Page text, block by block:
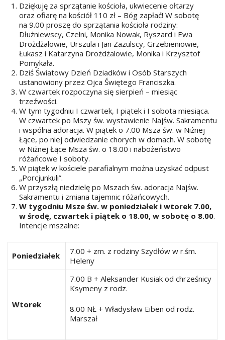
Dziękuję za sprzątanie kościoła, ukwiecenie ołtarzy
oraz ofiarę na kościół 110 zł – Bóg zapłać! W sobotę
na 9.00 proszę do sprzątania kościoła rodziny:
Dłużniewscy, Czelni, Monika Nowak, Ryszard i Ewa
Drożdżalowie, Urszula i Jan Zazulscy, Grzebieniowie,
Łukasz i Katarzyna Drożdżalowie, Monika i Krzysztof
Pomykała.
Dziś Światowy Dzień Dziadków i Osób Starszych
ustanowiony przez Ojca Świętego Franciszka.
W czwartek rozpoczyna się sierpień – miesiąc
trzeźwości.
W tym tygodniu I czwartek, I piątek i I sobota miesiąca.
W czwartek po Mszy św. wystawienie Najśw. Sakramentu
i wspólna adoracja. W piątek o 7.00 Msza św. w Niżnej
Łące, po niej odwiedzanie chorych w domach. W sobotę
w Niżnej Łące Msza św. o 18.00 i nabożeństwo
różańcowe I soboty.
W piątek w kościele parafialnym można uzyskać odpust
„Porcjunkuli”.
W przyszłą niedzielę po Mszach św. adoracja Najśw.
Sakramentu i zmiana tajemnic różańcowych.
W tygodniu Msze św. w poniedziałek i wtorek 7.00,
w środę, czwartek i piątek o 18.00, w sobotę o 8.00.
Intencje mszalne:
Poniedziałek
7.00 + zm. z rodziny Szydłów w r.śm.
Heleny
Wtorek
7.00 B + Aleksander Kusiak od chrześnicy
Ksymeny z rodz.
8.00 NŁ + Władysław Eiben od rodz.
Marszał